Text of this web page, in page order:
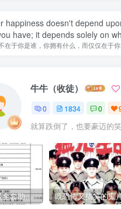
happiness doesn't depend
have; it depends solely on
在于你是谁，你拥有什么，而仅仅在于
牛牛（收徒）
0 1834 0
就算跌倒了，也要豪迈的
小学1-6年级全套助学资源包（9000GB）(超值的精品资源-会员也需单独购买哦)